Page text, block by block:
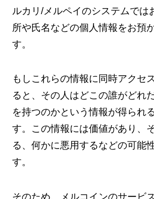
ルカリ/メルペイのシステムでは
所や氏名などの個人情報をお預
す。
もしこれらの情報に同時アクセ
ると、その人はどこの誰がどれ
を持つのかという情報が得られ
す。この情報には価値があり、
る、何かに悪用するなどの可能
す。
そのため、メルコインのサービ